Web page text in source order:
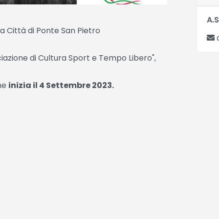
Città di Ponte San Pietro
di Cultura Sport e Tempo Libero",
inizia il 4 Settembre 2023.